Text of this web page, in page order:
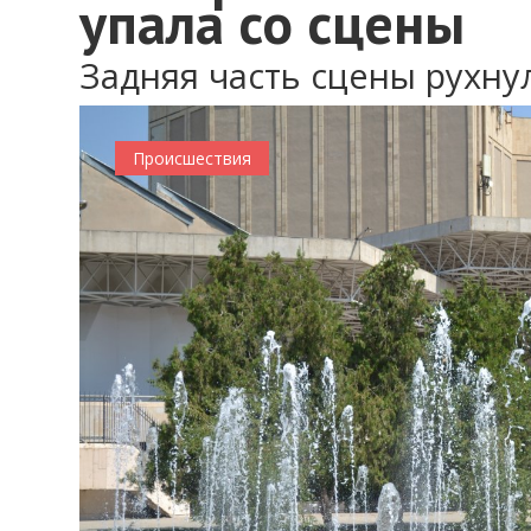
упала со сцены
Задняя часть сцены
Происшествия